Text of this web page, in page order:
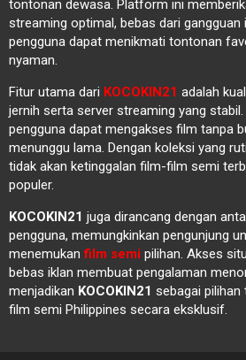
tontonan dewasa. Platform ini
streaming optimal, bebas dari gangguan
pengguna dapat menikmati tontonan
nyaman.
Fitur utama dari KOCOKIN21 adalah
jernih serta server streaming yang
pengguna dapat mengakses film tanpa
menunggu lama. Dengan koleksi yang
tidak akan ketinggalan film-film semi
populer.
KOCOKIN21 juga dirancang dengan
pengguna, memungkinkan pengunjung
menemukanfilm semi pilihan. Akses
bebas iklan membuat pengalaman
menjadikan KOCOKIN21 sebagai
film semi Philippines secara eksklusif.